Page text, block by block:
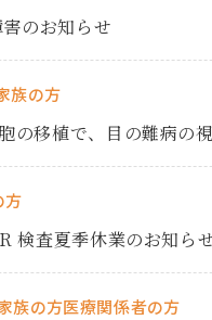
のお知らせ
族の方
の移植で、目の難病の
方
検査夏季休業のお知ら
族の方医療関係者の方